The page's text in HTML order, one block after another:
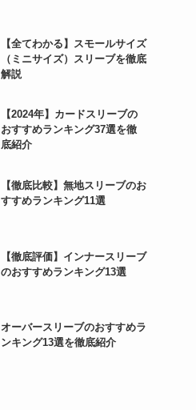
【全てわかる】スモールサイズ
（ミニサイズ）スリーブを徹底
解説
【2024年】カードスリーブの
おすすめランキング37選を徹
底紹介
【徹底比較】無地スリーブのお
すすめランキング11選
【徹底評価】インナースリーブ
のおすすめランキング13選
オーバースリーブのおすすめラ
ンキング13選を徹底紹介